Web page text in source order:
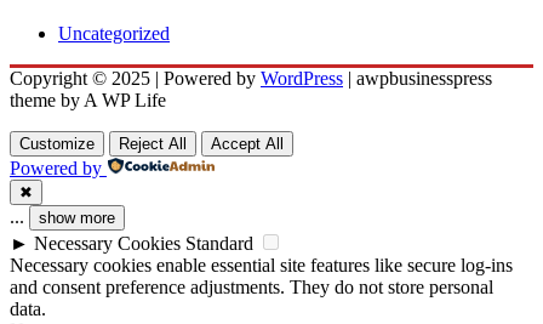
Uncategorized
Copyright © 2025 | Powered by WordPress | awpbusinesspress
theme by A WP Life
Customize Reject All Accept All
Powered by
✖
... show more
► Necessary Cookies Standard
Necessary cookies enable essential site features like secure log-ins
and consent preference adjustments. They do not store personal
data.